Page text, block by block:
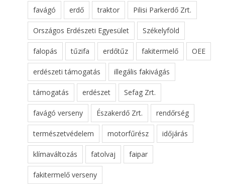
favágó erdő traktor Pilisi Parkerdő Zrt.
Országos Erdészeti Egyesület Székelyföld
falopás tűzifa erdőtűz fakitermelő OEE
erdészeti támogatás illegális fakivágás
támogatás erdészet Sefag Zrt.
favágó verseny Északerdő Zrt. rendőrség
természetvédelem motorfűrész időjárás
klímaváltozás fatolvaj faipar
fakitermelő verseny